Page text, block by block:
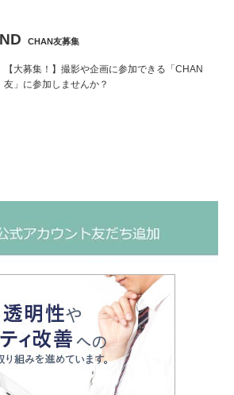
CHAN友募集
【大募集！】撮影や企画に参加できる「CHAN
友」に参加しませんか？